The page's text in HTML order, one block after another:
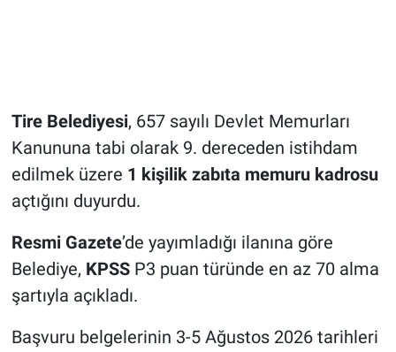
Tire Belediyesi, 657 sayılı Devlet Memurları
Kanununa tabi olarak 9. dereceden istihdam
edilmek üzere 1 kişilik zabıta memuru kadrosu
açtığını duyurdu.
Resmi Gazete’de yayımladığı ilanına göre
Belediye, KPSSP3 puan türünde en az 70 alma
şartıyla açıkladı.
Başvuru belgelerinin 3-5 Ağustos 2026 tarihleri